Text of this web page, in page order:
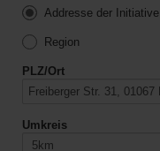
Addresse der Initiative
Region
PLZ/Ort
Umkreis